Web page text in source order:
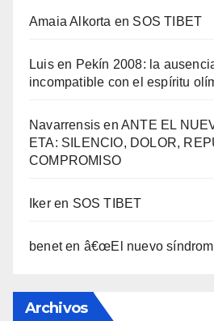
Amaia Alkorta en SOS TIBET
Luisen Pekí­n 2008: la
incompatible con el espí­ritu
Navarrensis enANTE EL
ETA: SILENCIO, DOLOR,
COMPROMISO
Ikeren SOS TIBET
beneten â€œEl nuevo
Archivos